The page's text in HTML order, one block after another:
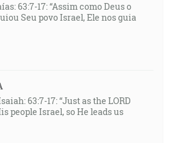
63:7-17: “Assim como Deus o
Seu povo Israel, Ele nos guia
63:7-17: “Just as the LORD
people Israel, so He leads us